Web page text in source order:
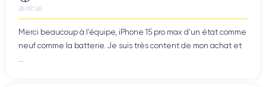
26/07/26
Merci beaucoup à l’équipe, iPhone 15 pro max d’un état comme
neuf comme la batterie. Je suis très content de mon achat et